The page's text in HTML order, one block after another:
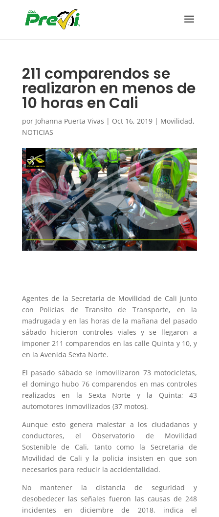
211 comparendos se
realizaron en menos de
10 horas en Cali
por Johanna Puerta Vivas | Oct 16, 2019| Movilidad,
NOTICIAS
Agentes de la Secretaria de Movilidad de Cali junto
con Policias de Transito de Transporte, en la
madrugada y en las horas de la mañana del pasado
sábado hicieron controles viales y se llegaron a
imponer 211 comparendos en las calle Quinta y 10, y
en la Avenida Sexta Norte.
El pasado sábado se inmovilizaron 73 motocicletas,
el domingo hubo 76 comparendos en mas controles
realizados en la Sexta Norte y la Quinta; 43
automotores inmovilizados (37 motos).
Aunque esto genera malestar a los ciudadanos y
conductores, el Observatorio de Movilidad
Sostenible de Cali, tanto como la Secretaria de
Movilidad de Cali y la policia insisten en que son
necesarios para reducir la accidentalidad.
No mantener la distancia de seguridad y
desobedecer las señales fueron las causas de 248
incidentes en diciembre de 2018. indica el